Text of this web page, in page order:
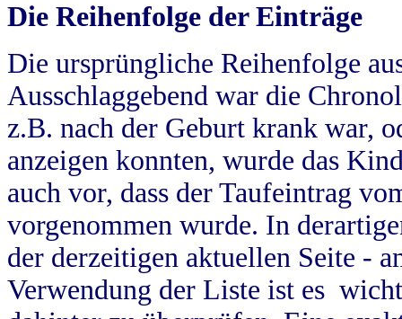
Die Reihenfolge der Einträge
Die ursprüngliche Reihenfolge
Ausschlaggebend war die
z.B. nach der Geburt krank war,
anzeigen konnten, wurde das
auch vor, dass der Taufeintrag
vorgenommen wurde. In
der derzeitigen aktuellen Seite -
Verwendung der Liste ist es